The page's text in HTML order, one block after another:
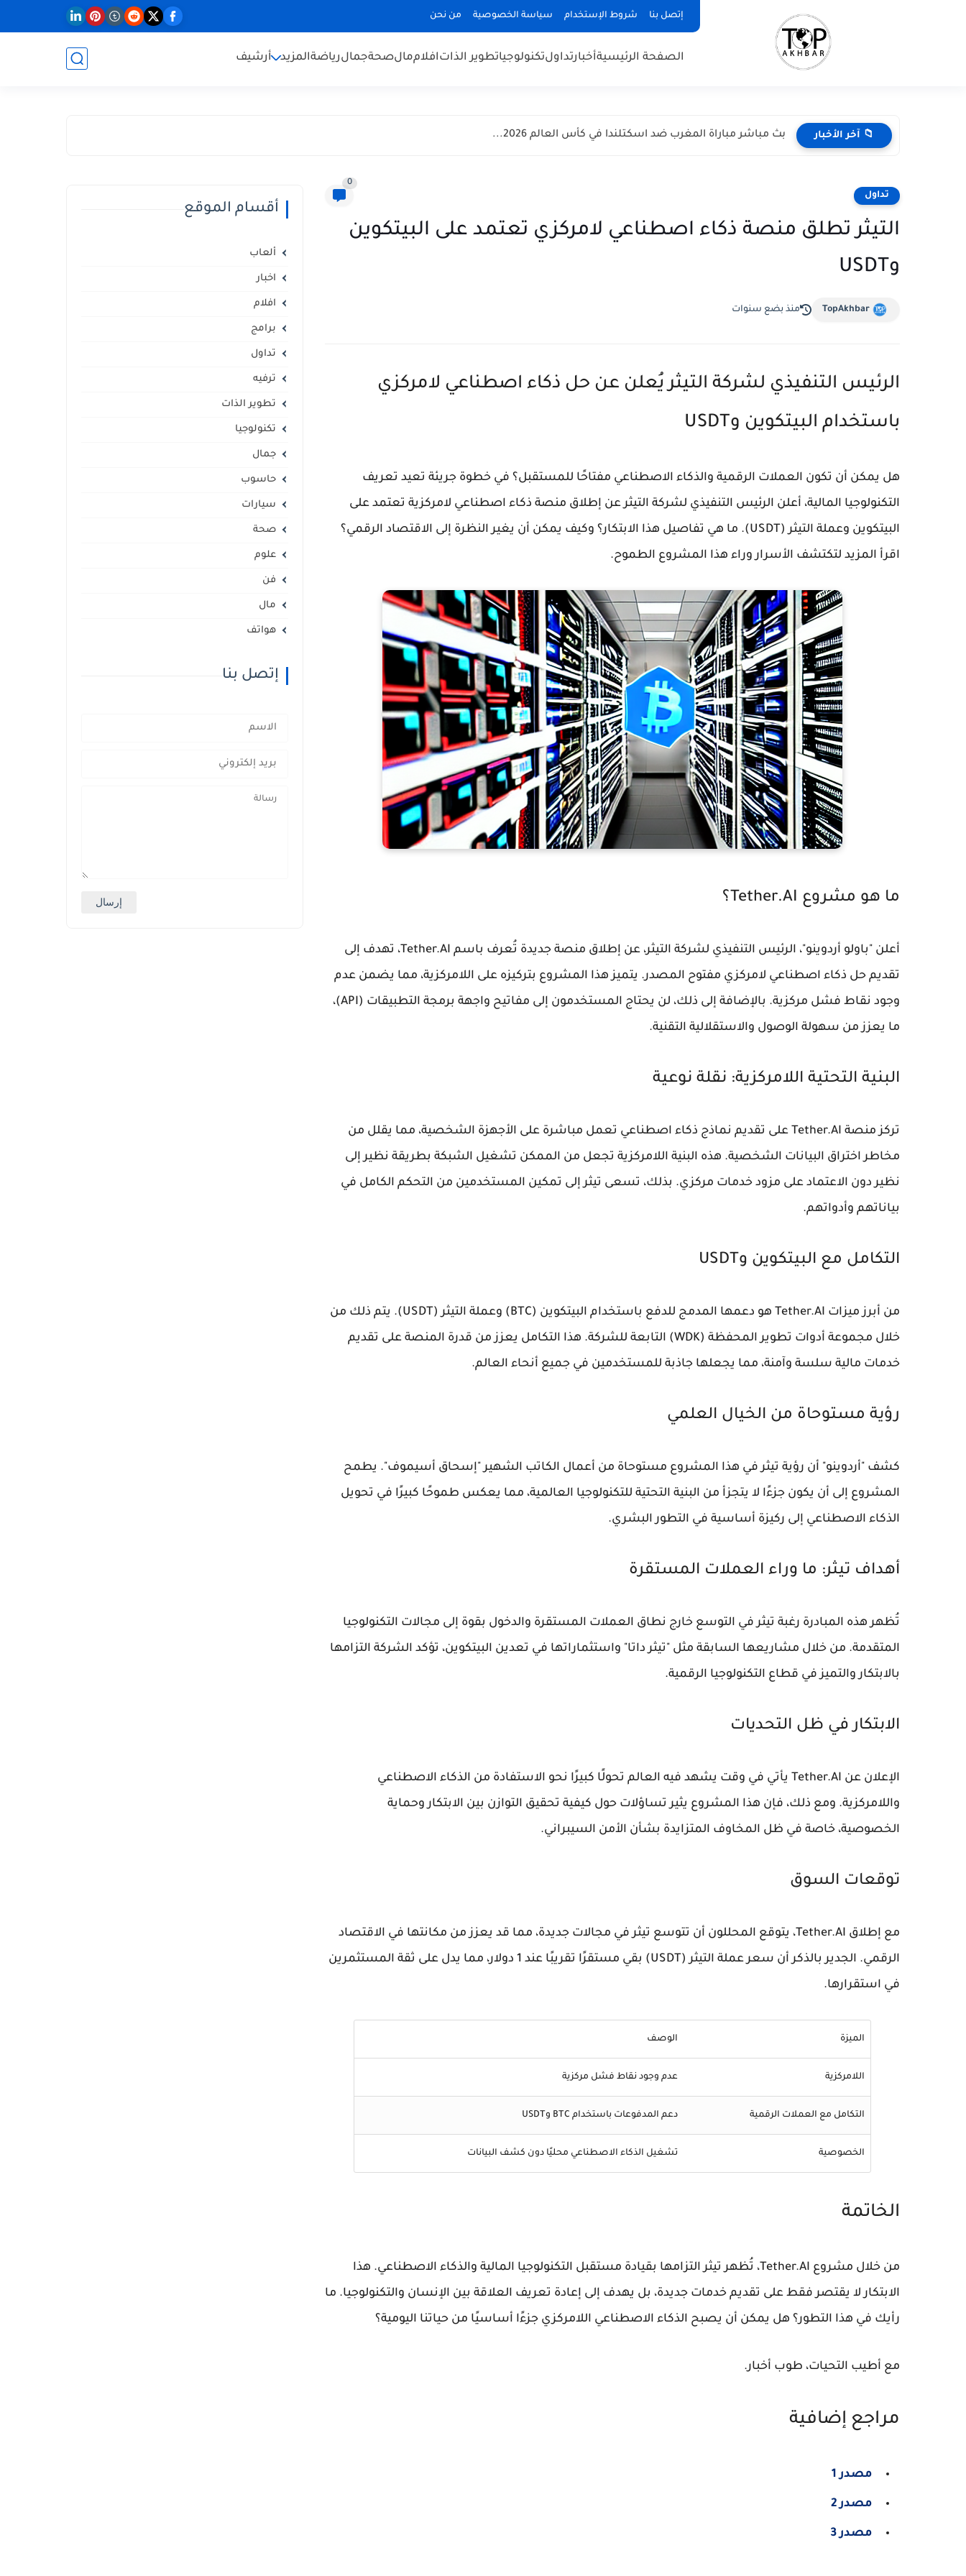
إتصل بنا شروط الإستخدام سياسة الخصوصية من نحن
الصفحة الرئيسيةأخبارتداولتكنولوجياتطوير الذاتافلاممالصحةجمالرياضةالمزيد أرشيف
📁 آخر الأخبار بث مباشر مباراة المغرب ضد اسكتلندا في كأس العالم 2026...
تداول
0
التيثر تطلق منصة ذكاء اصطناعي لامركزي تعتمد على البيتكوين
وUSDT
TopAkhbar منذ بضع سنوات
الرئيس التنفيذي لشركة التيثر يُعلن عن حل ذكاء اصطناعي لامركزي
باستخدام البيتكوين وUSDT
هل يمكن أن تكون العملات الرقمية والذكاء الاصطناعي مفتاحًا للمستقبل؟ في خطوة جريئة تعيد تعريف
التكنولوجيا المالية، أعلن الرئيس التنفيذي لشركة التيثر عن إطلاق منصة ذكاء اصطناعي لامركزية تعتمد على
البيتكوين وعملة التيثر (USDT). ما هي تفاصيل هذا الابتكار؟ وكيف يمكن أن يغير النظرة إلى الاقتصاد الرقمي؟
اقرأ المزيد لتكتشف الأسرار وراء هذا المشروع الطموح.
ما هو مشروع Tether.AI؟
أعلن "باولو أردوينو"، الرئيس التنفيذي لشركة التيثر، عن إطلاق منصة جديدة تُعرف باسم Tether.AI، تهدف إلى
تقديم حل ذكاء اصطناعي لامركزي مفتوح المصدر. يتميز هذا المشروع بتركيزه على اللامركزية، مما يضمن عدم
وجود نقاط فشل مركزية. بالإضافة إلى ذلك، لن يحتاج المستخدمون إلى مفاتيح واجهة برمجة التطبيقات (API)،
ما يعزز من سهولة الوصول والاستقلالية التقنية.
البنية التحتية اللامركزية: نقلة نوعية
تركز منصة Tether.AI على تقديم نماذج ذكاء اصطناعي تعمل مباشرة على الأجهزة الشخصية، مما يقلل من
مخاطر اختراق البيانات الشخصية. هذه البنية اللامركزية تجعل من الممكن تشغيل الشبكة بطريقة نظير إلى
نظير دون الاعتماد على مزود خدمات مركزي. بذلك، تسعى تيثر إلى تمكين المستخدمين من التحكم الكامل في
بياناتهم وأدواتهم.
التكامل مع البيتكوين وUSDT
من أبرز ميزات Tether.AI هو دعمها المدمج للدفع باستخدام البيتكوين (BTC) وعملة التيثر (USDT). يتم ذلك من
خلال مجموعة أدوات تطوير المحفظة (WDK) التابعة للشركة. هذا التكامل يعزز من قدرة المنصة على تقديم
خدمات مالية سلسة وآمنة، مما يجعلها جاذبة للمستخدمين في جميع أنحاء العالم.
رؤية مستوحاة من الخيال العلمي
كشف "أردوينو" أن رؤية تيثر في هذا المشروع مستوحاة من أعمال الكاتب الشهير "إسحاق أسيموف". يطمح
المشروع إلى أن يكون جزءًا لا يتجزأ من البنية التحتية للتكنولوجيا العالمية، مما يعكس طموحًا كبيرًا في تحويل
الذكاء الاصطناعي إلى ركيزة أساسية في التطور البشري.
أهداف تيثر: ما وراء العملات المستقرة
تُظهر هذه المبادرة رغبة تيثر في التوسع خارج نطاق العملات المستقرة والدخول بقوة إلى مجالات التكنولوجيا
المتقدمة. من خلال مشاريعها السابقة مثل "تيثر داتا" واستثماراتها في تعدين البيتكوين، تؤكد الشركة التزامها
بالابتكار والتميز في قطاع التكنولوجيا الرقمية.
الابتكار في ظل التحديات
الإعلان عن Tether.AI يأتي في وقت يشهد فيه العالم تحولًا كبيرًا نحو الاستفادة من الذكاء الاصطناعي
واللامركزية. ومع ذلك، فإن هذا المشروع يثير تساؤلات حول كيفية تحقيق التوازن بين الابتكار وحماية
الخصوصية، خاصة في ظل المخاوف المتزايدة بشأن الأمن السيبراني.
توقعات السوق
مع إطلاق Tether.AI، يتوقع المحللون أن تتوسع تيثر في مجالات جديدة، مما قد يعزز من مكانتها في الاقتصاد
الرقمي. الجدير بالذكر أن سعر عملة التيثر (USDT) بقي مستقرًا تقريبًا عند 1 دولار، مما يدل على ثقة المستثمرين
في استقرارها.
الميزة الوصف
اللامركزية عدم وجود نقاط فشل مركزية
التكامل مع العملات الرقمية دعم المدفوعات باستخدام BTC وUSDT
الخصوصية تشغيل الذكاء الاصطناعي محليًا دون كشف البيانات
الخاتمة
من خلال مشروع Tether.AI، تُظهر تيثر التزامها بقيادة مستقبل التكنولوجيا المالية والذكاء الاصطناعي. هذا
الابتكار لا يقتصر فقط على تقديم خدمات جديدة، بل يهدف إلى إعادة تعريف العلاقة بين الإنسان والتكنولوجيا. ما
رأيك في هذا التطور؟ هل يمكن أن يصبح الذكاء الاصطناعي اللامركزي جزءًا أساسيًا من حياتنا اليومية؟
مع أطيب التحيات، طوب أخبار.
مراجع إضافية
مصدر 1
مصدر 2
مصدر 3
أقسام الموقع
ألعاب
اخبار
افلام
برامج
تداول
ترفيه
تطوير الذات
تكنولوجيا
جمال
حاسوب
سيارات
صحة
علوم
فن
مال
هواتف
إتصل بنا